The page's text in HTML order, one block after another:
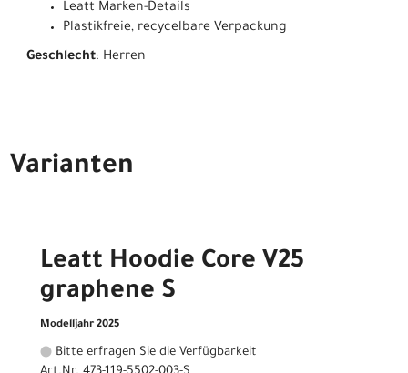
Leatt Marken-Details
Plastikfreie, recycelbare Verpackung
Geschlecht: Herren
Varianten
Leatt Hoodie Core V25
graphene S
Modelljahr 2025
Bitte erfragen Sie die Verfügbarkeit